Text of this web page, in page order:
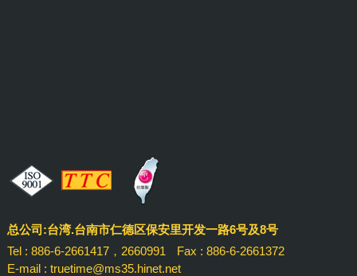
总公司:台湾.台南市仁德区保安里开发一路6号及8号
Tel : 886-6-2661417，2660991
Fax : 886-6-2661372
E-mail : truetime@ms35.hinet.net